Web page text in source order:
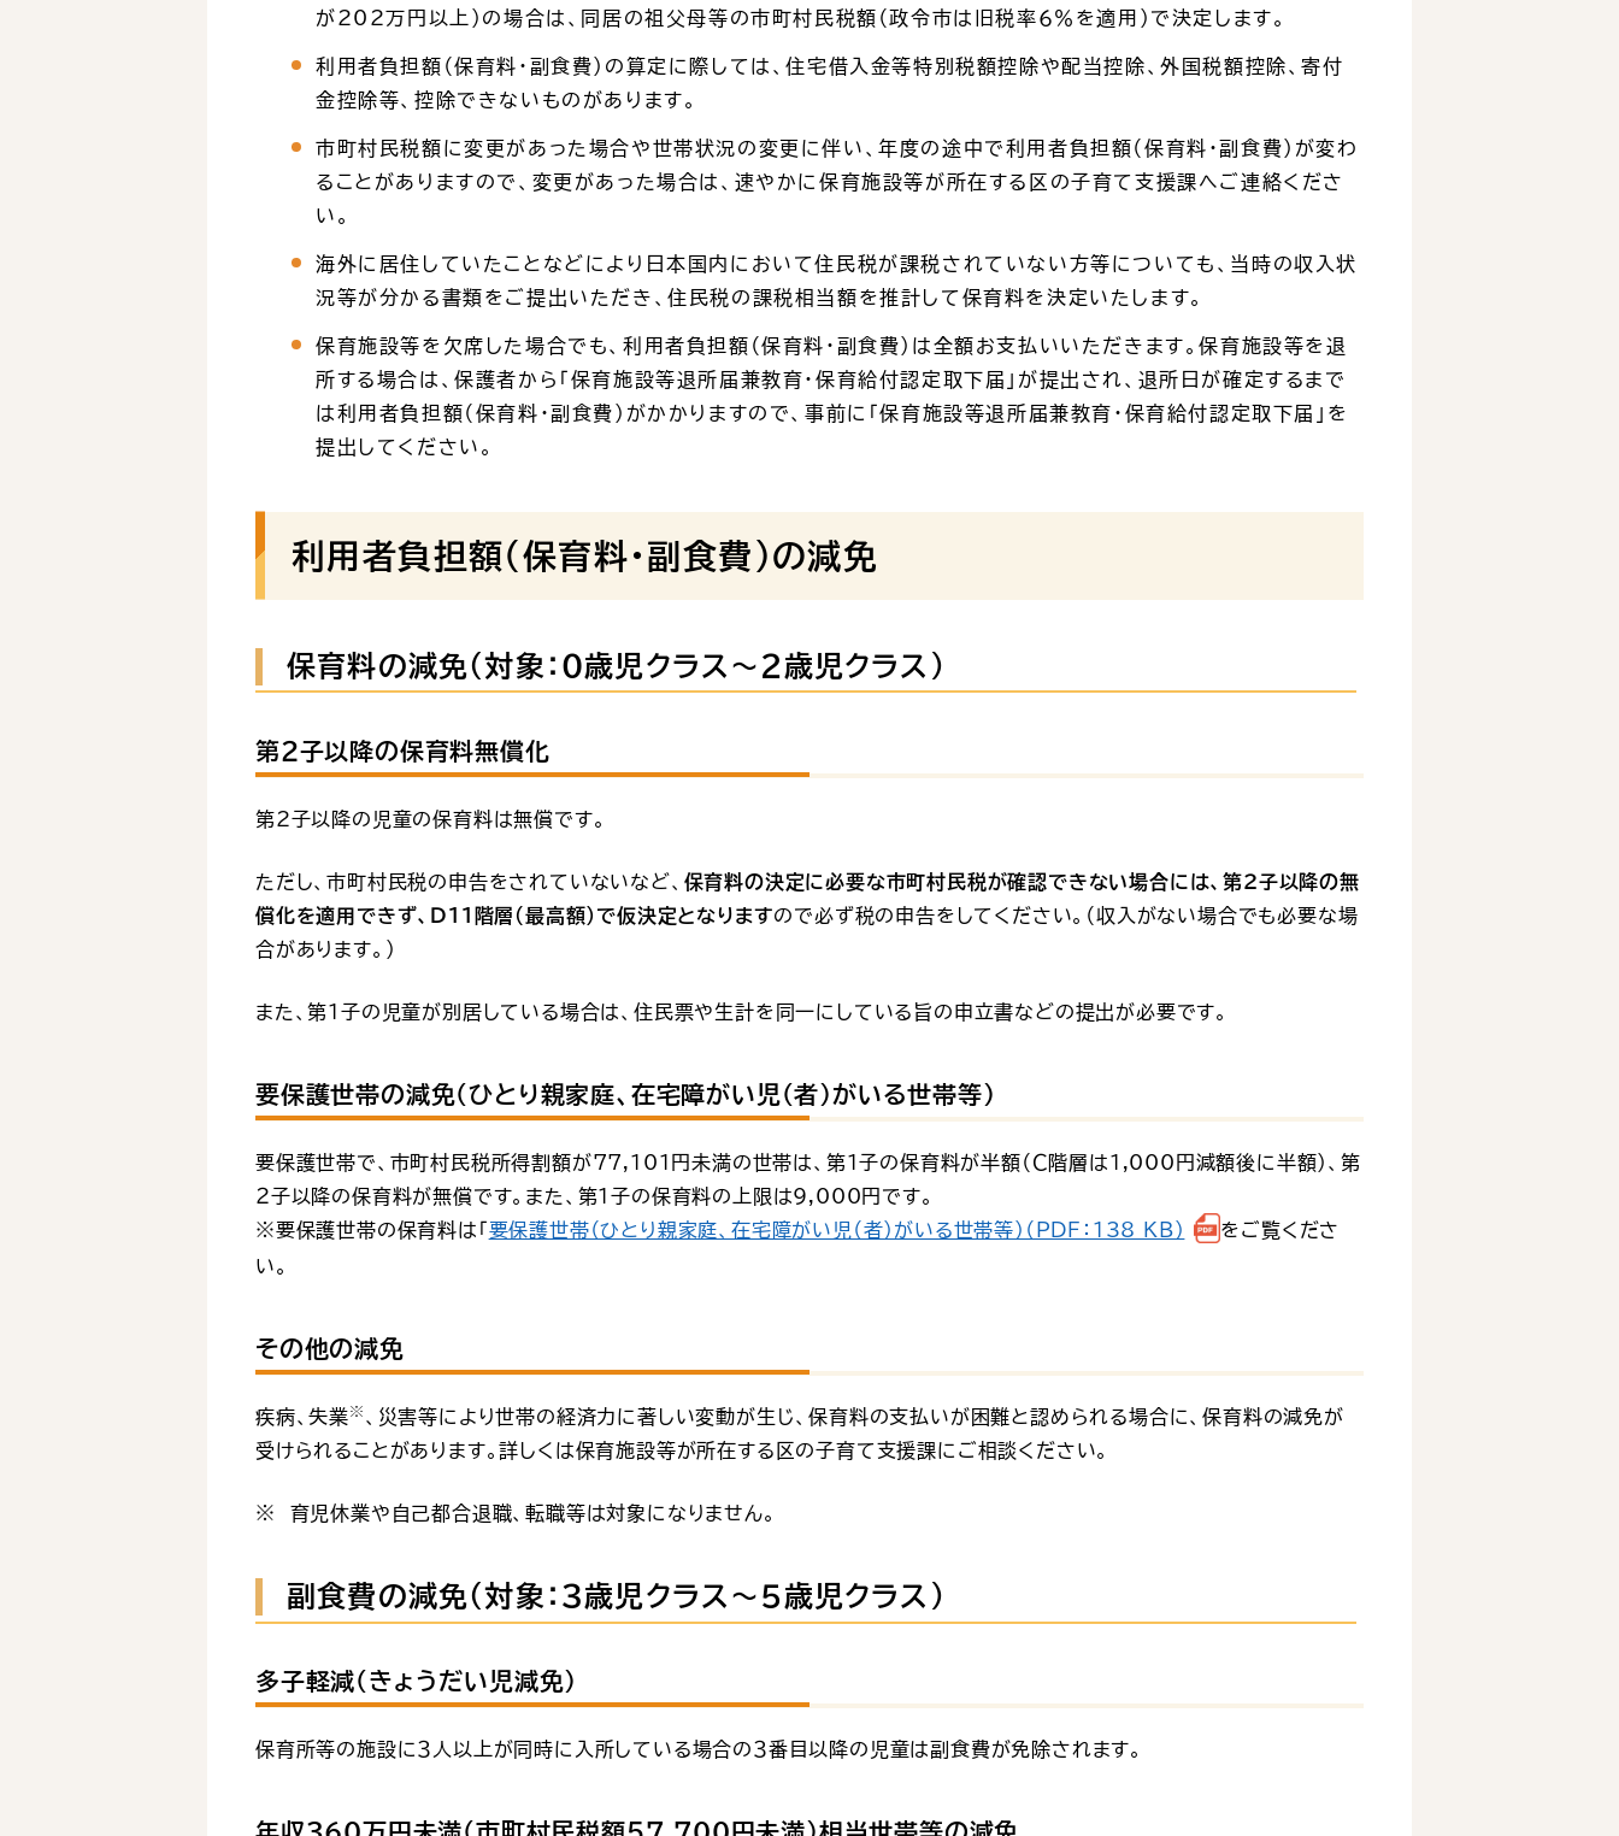
が202万円以上）の場合は、同居の祖父母等の市町村民税額（政令市は旧税率６％を適用）で決定します。
利用者負担額（保育料・副食費）の算定に際しては、住宅借入金等特別税額控除や配当控除、外国税額控除、寄付
金控除等、控除できないものがあります。
市町村民税額に変更があった場合や世帯状況の変更に伴い、年度の途中で利用者負担額（保育料・副食費）が変わ
ることがありますので、変更があった場合は、速やかに保育施設等が所在する区の子育て支援課へご連絡くださ
い。
海外に居住していたことなどにより日本国内において住民税が課税されていない方等についても、当時の収入状
況等が分かる書類をご提出いただき、住民税の課税相当額を推計して保育料を決定いたします。
保育施設等を欠席した場合でも、利用者負担額（保育料・副食費）は全額お支払いいただきます。保育施設等を退
所する場合は、保護者から「保育施設等退所届兼教育・保育給付認定取下届」が提出され、退所日が確定するまで
は利用者負担額（保育料・副食費）がかかりますので、事前に「保育施設等退所届兼教育・保育給付認定取下届」を
提出してください。
利用者負担額（保育料・副食費）の減免
保育料の減免（対象：０歳児クラス～２歳児クラス）
第２子以降の保育料無償化
第2子以降の児童の保育料は無償です。
ただし、市町村民税の申告をされていないなど、 保育料の決定に必要な市町村民税が確認できない場合には、第２子以降の無
償化を適用できず、Ｄ11階層（最高額）で仮決定となりますので必ず税の申告をしてください。（収入がない場合でも必要な場
合があります。）
また、第１子の児童が別居している場合は、住民票や生計を同一にしている旨の申立書などの提出が必要です。
要保護世帯の減免（ひとり親家庭、在宅障がい児（者）がいる世帯等）
要保護世帯で、市町村民税所得割額が77,101円未満の世帯は、第１子の保育料が半額（Ｃ階層は1,000円減額後に半額）、第
２子以降の保育料が無償です。また、第１子の保育料の上限は9,000円です。
※要保護世帯の保育料は「 要保護世帯（ひとり親家庭、在宅障がい児（者）がいる世帯等）（PDF：138 KB）
をご覧くださ
い。
その他の減免
疾病、失業※ 、災害等により世帯の経済力に著しい変動が生じ、保育料の支払いが困難と認められる場合に、保育料の減免が
受けられることがあります。詳しくは保育施設等が所在する区の子育て支援課にご相談ください。
※ 育児休業や自己都合退職、転職等は対象になりません。
副食費の減免（対象：３歳児クラス～５歳児クラス）
多子軽減（きょうだい児減免）
保育所等の施設に３人以上が同時に入所している場合の３番目以降の児童は副食費が免除されます。